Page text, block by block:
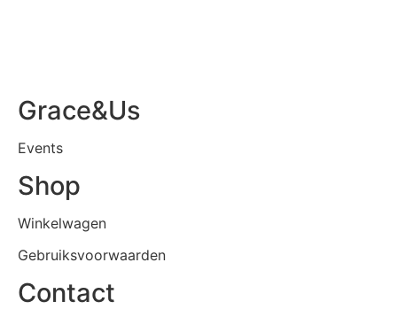
Grace&Us
Events
Shop
Winkelwagen
Gebruiksvoorwaarden
Contact